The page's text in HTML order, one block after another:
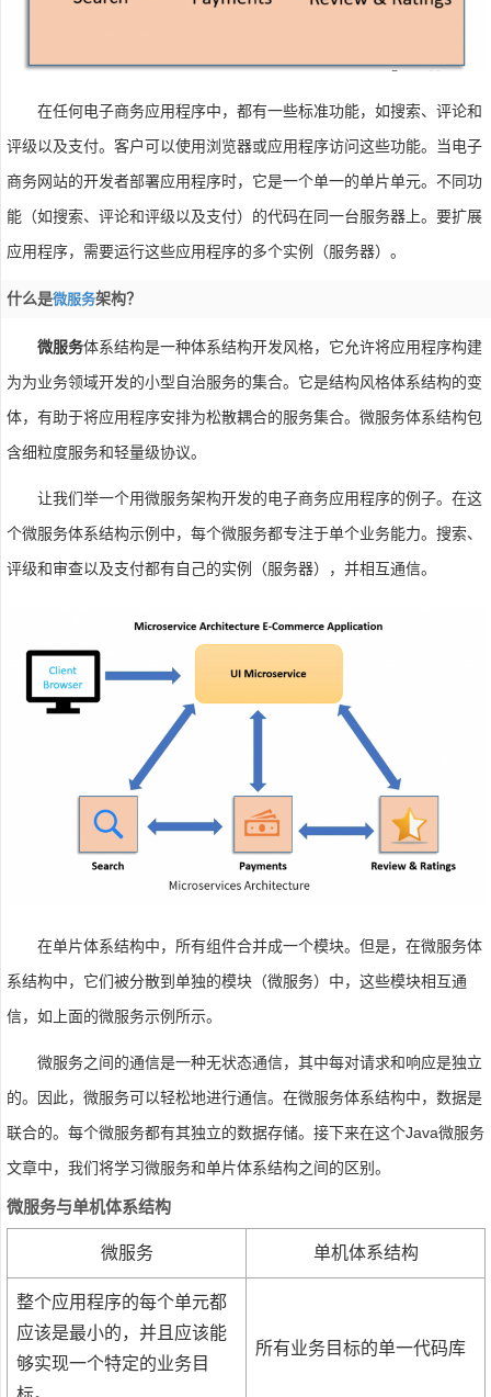
在任何电子商务应用程序中，都有一些标准功能，如搜索、评论和
评级以及支付。客户可以使用浏览器或应用程序访问这些功能。当电子
商务网站的开发者部署应用程序时，它是一个单一的单片单元。不同功
能（如搜索、评论和评级以及支付）的代码在同一台服务器上。要扩展
应用程序，需要运行这些应用程序的多个实例（服务器）。
什么是微服务架构？
微服务体系结构是一种体系结构开发风格，它允许将应用程序构建
为为业务领域开发的小型自治服务的集合。它是结构风格体系结构的变
体，有助于将应用程序安排为松散耦合的服务集合。微服务体系结构包
含细粒度服务和轻量级协议。
让我们举一个用微服务架构开发的电子商务应用程序的例子。在这
个微服务体系结构示例中，每个微服务都专注于单个业务能力。搜索、
评级和审查以及支付都有自己的实例（服务器），并相互通信。
在单片体系结构中，所有组件合并成一个模块。但是，在微服务体
系结构中，它们被分散到单独的模块（微服务）中，这些模块相互通
信，如上面的微服务示例所示。
微服务之间的通信是一种无状态通信，其中每对请求和响应是独立
的。因此，微服务可以轻松地进行通信。在微服务体系结构中，数据是
联合的。每个微服务都有其独立的数据存储。接下来在这个Java微服务
文章中，我们将学习微服务和单片体系结构之间的区别。
微服务与单机体系结构
微服务 单机体系结构
整个应用程序的每个单元都
应该是最小的，并且应该能
够实现一个特定的业务目
所有业务目标的单一代码库